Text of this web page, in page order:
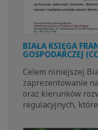
BIAŁA KSIĘGA
GOSPODARCZEJ
Celem niniejszej
zaprezentowanie
oraz kierunków
regulacyjnych,